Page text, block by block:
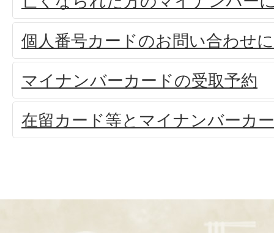
個人番号カードのお問い合わせ
マイナンバーカードの受取予約
在留カード等とマイナンバーカ